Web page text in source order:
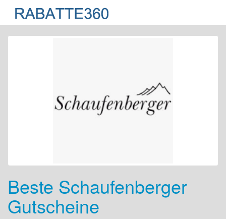
Beste Schaufenberger
Gutscheine